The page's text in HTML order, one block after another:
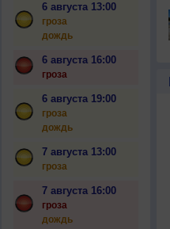
6 августа 13:00
гроза
дождь
6 августа 16:00
гроза
6 августа 19:00
гроза
дождь
7 августа 13:00
гроза
7 августа 16:00
гроза
дождь